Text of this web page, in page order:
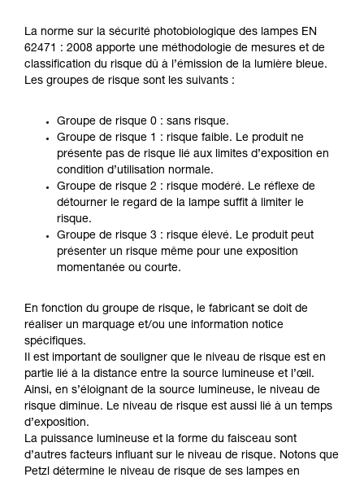
La norme sur la sécurité photobiologique des lampes EN
62471 : 2008 apporte une méthodologie de mesures et de
classification du risque dû à l’émission de la lumière bleue.
Les groupes de risque sont les suivants :
Groupe de risque 0 : sans risque.
Groupe de risque 1 : risque faible. Le produit ne
présente pas de risque lié aux limites d’exposition en
condition d’utilisation normale.
Groupe de risque 2 : risque modéré. Le réflexe de
détourner le regard de la lampe suffit à limiter le
risque.
Groupe de risque 3 : risque élevé. Le produit peut
présenter un risque même pour une exposition
momentanée ou courte.
En fonction du groupe de risque, le fabricant se doit de
réaliser un marquage et/ou une information notice
spécifiques.
Il est important de souligner que le niveau de risque est en
partie lié à la distance entre la source lumineuse et l’œil.
Ainsi, en s’éloignant de la source lumineuse, le niveau de
risque diminue. Le niveau de risque est aussi lié à un temps
d’exposition.
La puissance lumineuse et la forme du faisceau sont
d’autres facteurs influant sur le niveau de risque. Notons que
Petzl détermine le niveau de risque de ses lampes en